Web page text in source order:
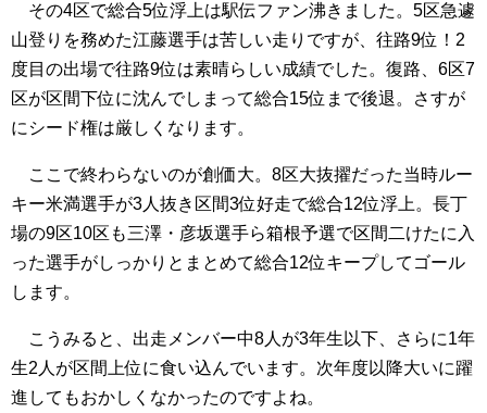
その4区で総合5位浮上は駅伝ファン沸きました。5区急遽
山登りを務めた江藤選手は苦しい走りですが、往路9位！2
度目の出場で往路9位は素晴らしい成績でした。復路、6区7
区が区間下位に沈んでしまって総合15位まで後退。さすが
にシード権は厳しくなります。
ここで終わらないのが創価大。8区大抜擢だった当時ルー
キー米満選手が3人抜き区間3位好走で総合12位浮上。長丁
場の9区10区も三澤・彦坂選手ら箱根予選で区間二けたに入
った選手がしっかりとまとめて総合12位キープしてゴール
します。
こうみると、出走メンバー中8人が3年生以下、さらに1年
生2人が区間上位に食い込んでいます。次年度以降大いに躍
進してもおかしくなかったのですよね。